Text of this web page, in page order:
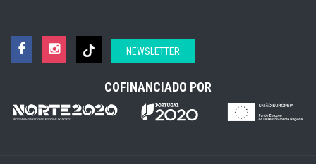
NEWSLETTER
COFINANCIADO POR